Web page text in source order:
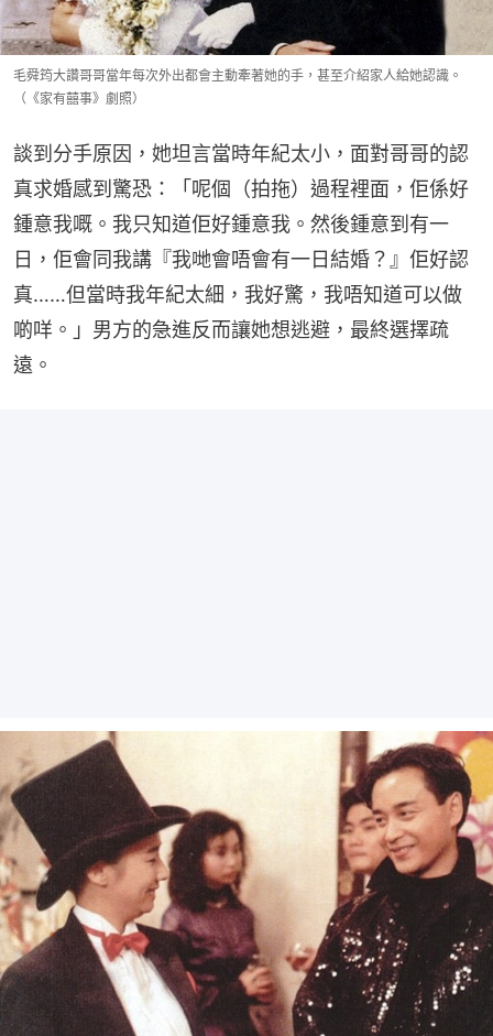
毛舜筠大讚哥哥當年每次外出都會主動牽著她的手，甚至介紹家人給她認識。
（《家有囍事》劇照）
談到分手原因，她坦言當時年紀太小，面對哥哥的認
真求婚感到驚恐：「呢個（拍拖）過程裡面，佢係好
鍾意我嘅。我只知道佢好鍾意我。然後鍾意到有一
日，佢會同我講『我哋會唔會有一日結婚？』佢好認
真……但當時我年紀太細，我好驚，我唔知道可以做
啲咩。」男方的急進反而讓她想逃避，最終選擇疏
遠。